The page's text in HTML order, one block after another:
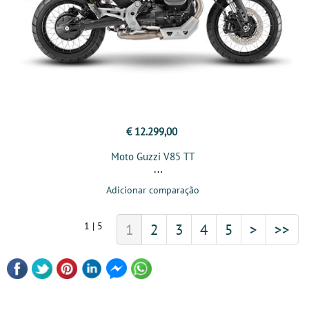
€ 12.299,00
Moto Guzzi V85 TT
Adicionar comparação
1 | 5 1 2 3 4 5 > >>